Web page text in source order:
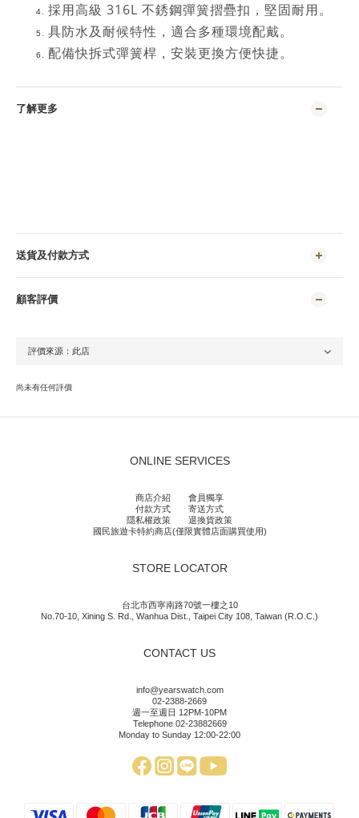
採用高級 316L 不銹鋼彈簧摺疊扣，堅固耐用。
具防水及耐候特性，適合多種環境配戴。
配備快拆式彈簧桿，安裝更換方便快捷。
了解更多
送貨及付款方式
顧客評價
尚未有任何評價
ONLINE SERVICES
商店介紹
會員獨享
付款方式
寄送方式
隱私權政策
退換貨政策
國民旅遊卡特約商店(僅限實體店面購買使用)
STORE LOCATOR
台北市西寧南路70號一樓之10
No.70-10, Xining S. Rd., Wanhua Dist., Taipei City 108, Taiwan (R.O.C.)
CONTACT US
info@yearswatch.com
02-2388-2669
週一至週日 12PM-10PM
Telephone 02-23882669
Monday to Sunday 12:00-22:00